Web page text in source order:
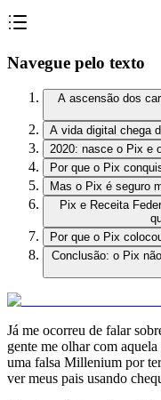
Navegue pelo texto
A ascensão dos
A vida digital chega
2020: nasce o Pix e
Por que o Pix
Mas o Pix é seguro
Pix e Receita
Por que o Pix
Conclusão: o Pix
Já me ocorreu de falar
gente me olhar com
uma falsa Millenium por
ver meus pais usando